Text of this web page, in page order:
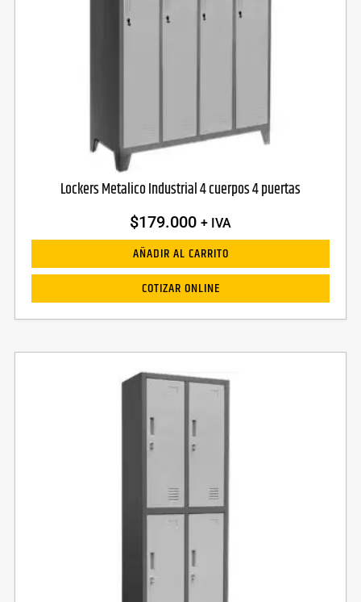
Lockers Metalico Industrial 4 cuerpos 4 puertas
$179.000 + IVA
AÑADIR AL CARRITO
COTIZAR ONLINE